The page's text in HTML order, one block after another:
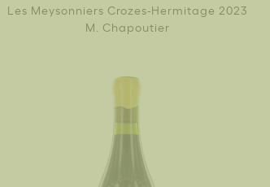
Les Meysonniers Crozes-Hermitage 2023
M. Chapoutier